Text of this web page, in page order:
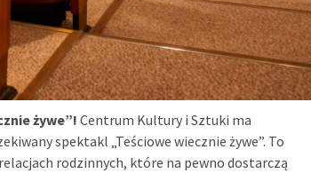
żywe”! Centrum Kultury i Sztuki ma
spektakl „Teściowe wiecznie żywe”. To
rodzinnych, które na pewno dostarczą